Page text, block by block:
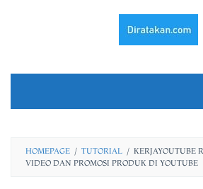
HOMEPAGE / TUTORIAL / KERJAYOUTUBE
VIDEO DAN PROMOSI PRODUK DI YOUTUBE